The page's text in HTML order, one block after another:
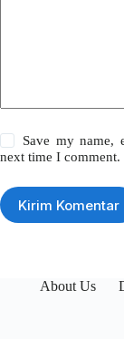
Save my name,
next time I comment.
Kirim Komentar
About Us